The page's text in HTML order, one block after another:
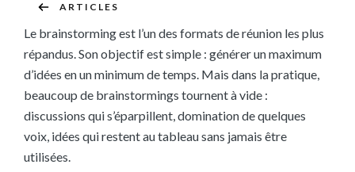
ARTICLES
Le brainstorming est l’un des formats de réunion les plus
répandus. Son objectif est simple : générer un maximum
d’idées en un minimum de temps. Mais dans la pratique,
beaucoup de brainstormings tournent à vide :
discussions qui s’éparpillent, domination de quelques
voix, idées qui restent au tableau sans jamais être
utilisées.